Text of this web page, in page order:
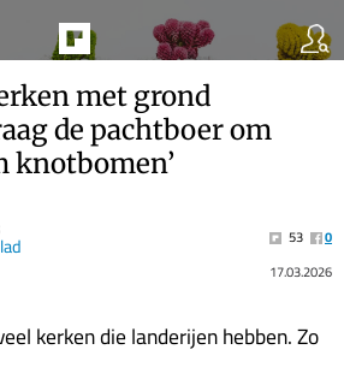
met grond
de pachtboer om
knotbomen’
53
0
17.03.2026
kerken die landerijen hebben. Zo